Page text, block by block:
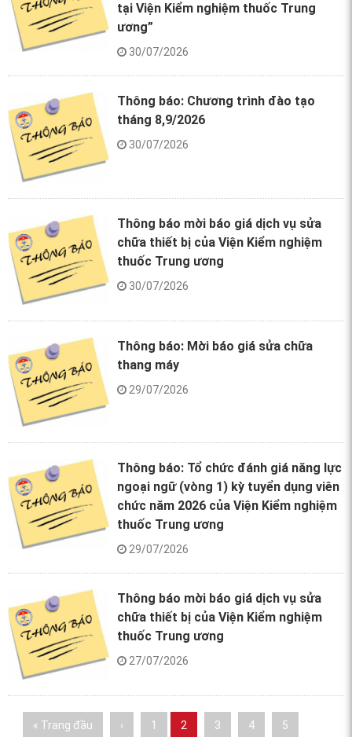
tại Viện Kiểm nghiệm thuốc Trung
ương”
30/07/2026
Thông báo: Chương trình đào tạo
tháng 8,9/2026
30/07/2026
Thông báo mời báo giá dịch vụ sửa
chữa thiết bị của Viện Kiểm nghiệm
thuốc Trung ương
30/07/2026
Thông báo: Mời báo giá sửa chữa
thang máy
29/07/2026
Thông báo: Tổ chức đánh giá năng lực
ngoại ngữ (vòng 1) kỳ tuyển dụng viên
chức năm 2026 của Viện Kiểm nghiệm
thuốc Trung ương
29/07/2026
Thông báo mời báo giá dịch vụ sửa
chữa thiết bị của Viện Kiểm nghiệm
thuốc Trung ương
27/07/2026
Pages
« Trang đầu ‹ 1 2 3 4 5